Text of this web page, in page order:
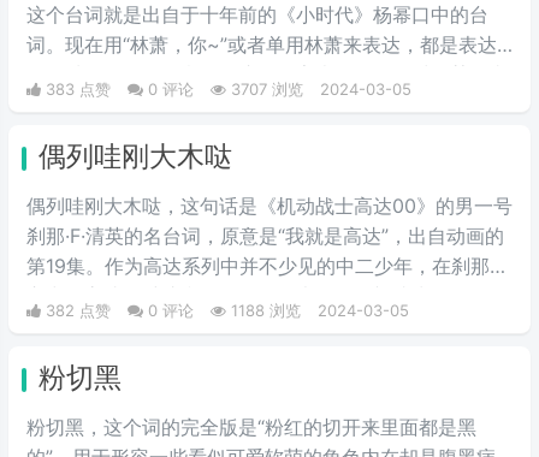
这个台词就是出自于十年前的《小时代》杨幂口中的台
词。现在用“林萧，你~”或者单用林萧来表达，都是表达
的一种阴阳怪气的意思。这三个字表示别人在对于某件事
情评判的时候运用的非常巧妙，就传说中的说话，不带脏
383 点赞 0 评论 3707 浏览 2024-03-05
偶列哇刚大木哒
偶列哇刚大木哒，这句话是《机动战士高达00》的男一号
刹那·F·清英的名台词，原意是“我就是高达”，出自动画的
第19集。作为高达系列中并不少见的中二少年，在刹那的
心中，高达是维护和平的象征，也是他渴望成为的存在。
偶列哇刚大木哒则是这句话的音译。
382 点赞 0 评论 1188 浏览 2024-03-05
粉切黑
粉切黑，这个词的完全版是“粉红的切开来里面都是黑